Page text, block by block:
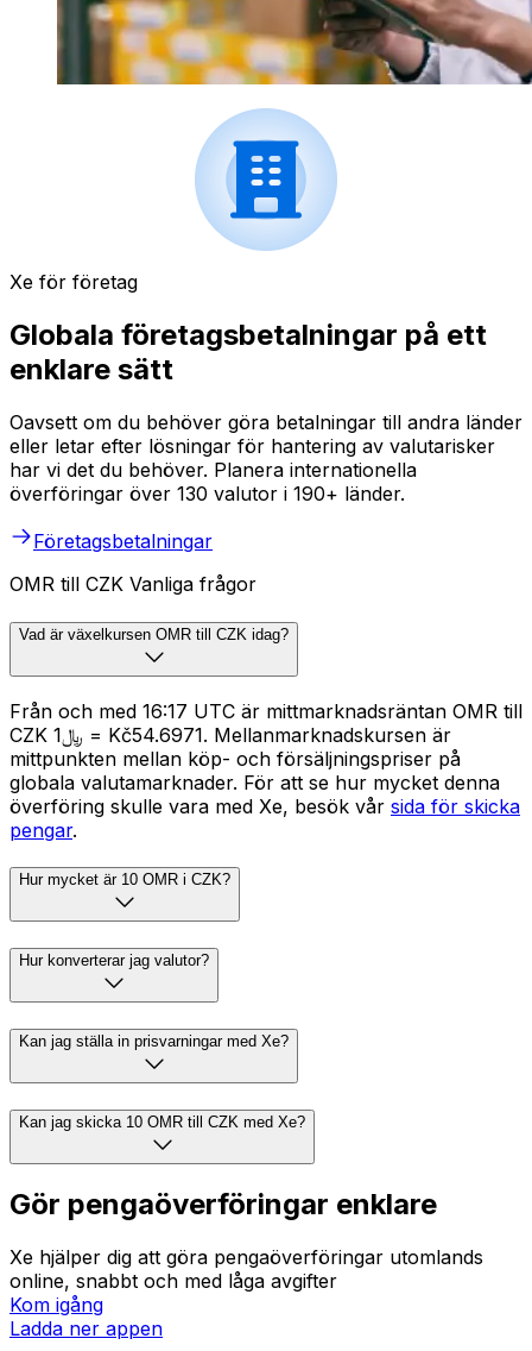
Xe för företag
Globala företagsbetalningar på ett
enklare sätt
Oavsett om du behöver göra betalningar till andra länder
eller letar efter lösningar för hantering av valutarisker
har vi det du behöver. Planera internationella
överföringar över 130 valutor i 190+ länder.
Företagsbetalningar
OMR till CZK Vanliga frågor
Vad är växelkursen OMR till CZK idag?
Från och med 16:17 UTC är mittmarknadsräntan OMR till
CZK ﷼1 = Kč54.6971. Mellanmarknadskursen är
mittpunkten mellan köp- och försäljningspriser på
globala valutamarknader. För att se hur mycket denna
överföring skulle vara med Xe, besök vår sida för skicka
pengar.
Hur mycket är 10 OMR i CZK?
Hur konverterar jag valutor?
Kan jag ställa in prisvarningar med Xe?
Kan jag skicka 10 OMR till CZK med Xe?
Gör pengaöverföringar enklare
Xe hjälper dig att göra pengaöverföringar utomlands
online, snabbt och med låga avgifter
Kom igång
Ladda ner appen